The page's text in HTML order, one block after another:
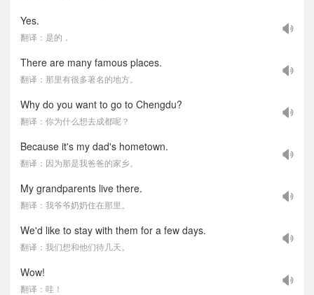
Yes.
翻译：是的，
There are many famous places.
翻译：那里有很多著名的地方。
Why do you want to go to Chengdu?
翻译：你为什么想去成都呢？
Because it's my dad's hometown.
翻译：因为那是我爸爸的家乡。
My grandparents live there.
翻译：我爷爷奶奶住在那里。
We'd like to stay with them for a few days.
翻译：我们想和他们待几天。
Wow!
翻译：哇！